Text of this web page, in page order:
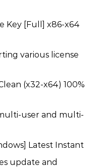
Key [Full] x86-x64
various license
(x32-x64) 100%
user and multi-
Latest Instant
update and